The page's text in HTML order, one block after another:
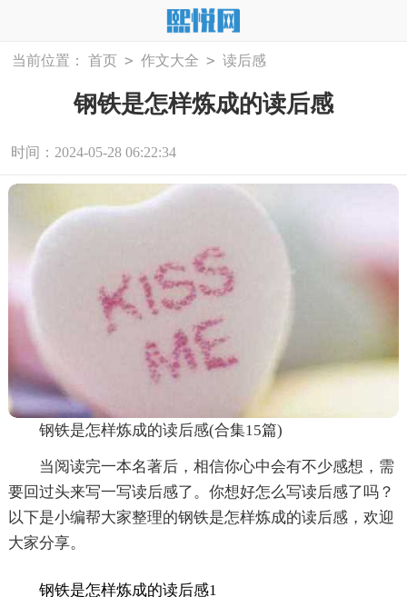
当前位置： 首页 > 作文大全 > 读后感
钢铁是怎样炼成的读后感
时间：2024-05-28 06:22:34
钢铁是怎样炼成的读后感(合集15篇)
当阅读完一本名著后，相信你心中会有不少感想，需
要回过头来写一写读后感了。你想好怎么写读后感了吗？
以下是小编帮大家整理的钢铁是怎样炼成的读后感，欢迎
大家分享。
钢铁是怎样炼成的读后感1